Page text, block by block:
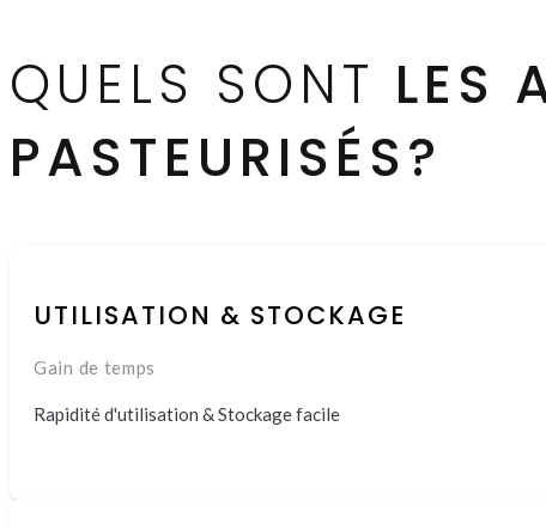
QUELS SONT LES
PASTEURISÉS?
UTILISATION & STOCKAGE
Gain de temps
Rapidité d'utilisation & Stockage facile